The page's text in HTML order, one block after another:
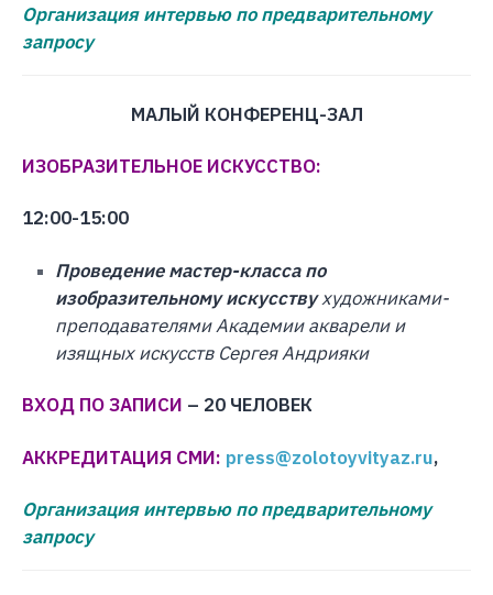
Организация интервью по предварительному
запросу
МАЛЫЙ КОНФЕРЕНЦ-ЗАЛ
ИЗОБРАЗИТЕЛЬНОЕ ИСКУССТВО:
12:00-15:00
Проведение мастер-класса по
изобразительному искусствухудожниками-
преподавателями Академии акварели и
изящных искусств Сергея Андрияки
ВХОД ПО ЗАПИСИ – 20 ЧЕЛОВЕК
АККРЕДИТАЦИЯ СМИ: press@zolotoyvityaz.ru,
Организация интервью по предварительному
запросу